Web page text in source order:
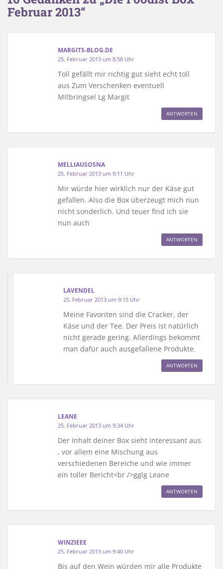
Februar 2013“
MARGITS-BLOG.DE
25. Februar 2013 um 8:58 Uhr
Toll gefällt mir richtig gut sieht echt toll
aus Zum Verschenken eventuell
Mitbringsel Lg Margit
ANTWORTEN
MELLIAUSOSNA
25. Februar 2013 um 9:11 Uhr
Mir würde hier wirklich nur der Käse gut
gefallen. Also die Box überzeugt mich nun
nicht sonderlich. Und teuer find ich sie
nun auch
ANTWORTEN
LAVENDEL
25. Februar 2013 um 9:15 Uhr
Meine Favoriten sind die Cracker, der
Käse und der Tee. Der Preis ist natürlich
nicht gerade gering. Allerdings bekommt
man dafür auch ausgefallene Produkte.
ANTWORTEN
LEANE
25. Februar 2013 um 9:34 Uhr
Der Inhalt deiner Box sieht interessant aus
, vor allem eine Mischung aus
verschiedenen Bereiche und wie immer
ein toller Bericht<br />gglg Leane
ANTWORTEN
WINZIEEE
25. Februar 2013 um 9:40 Uhr
Bis auf den Wein würden mir alle Produkte